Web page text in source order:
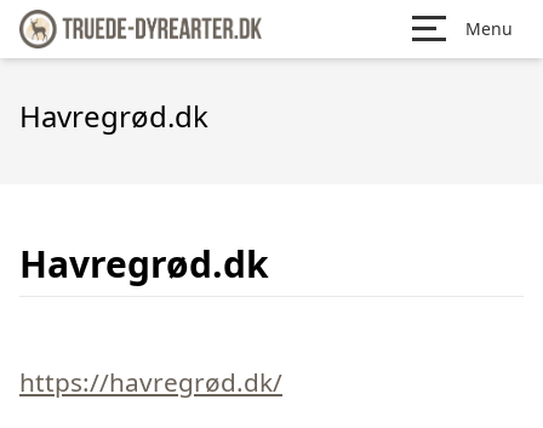
Menu
Havregrød.dk
Havregrød.dk
https://havregrød.dk/